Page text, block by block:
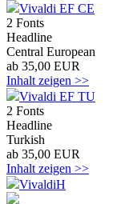
Vivaldi EF CE
2 Fonts
Headline
Central European
ab 35,00 EUR
Inhalt zeigen >>
Vivaldi EF TU
2 Fonts
Headline
Turkish
ab 35,00 EUR
Inhalt zeigen >>
VivaldiH